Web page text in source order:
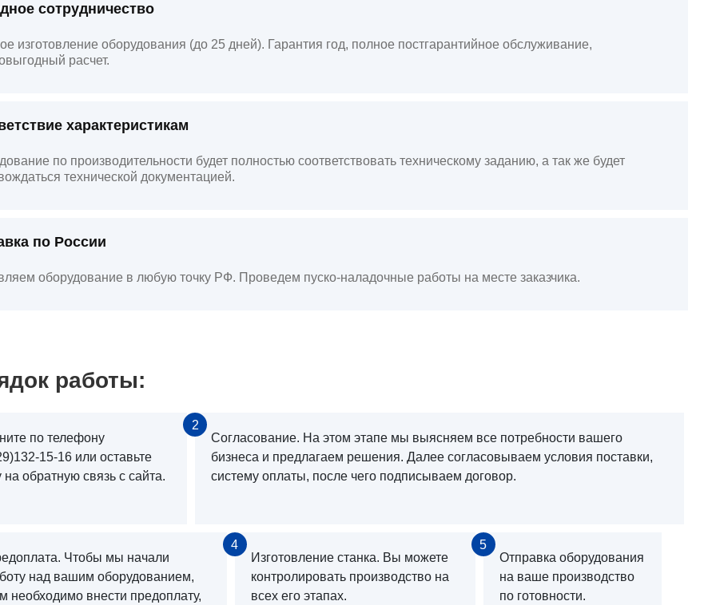
сотрудничество
изготовление оборудования (до 25 дней). Гарантия год, полное постгарантийное обслуживание,
расчет.
характеристикам
по производительности будет полностью соответствовать техническому заданию, а так же будет
технической документацией.
по России
оборудование в любую точку РФ. Проведем пуско-наладочные работы на месте заказчика.
работы:
по телефону
15-16 или оставьте
на обратную связь с сайта.
2
Согласование. На этом этапе мы выясняем все потребности вашего
бизнеса и предлагаем решения. Далее согласовываем условия поставки,
систему оплаты, после чего подписываем договор.
Чтобы мы начали
над вашим оборудованием,
необходимо внести предоплату,
4
Изготовление станка. Вы можете
контролировать производство на
всех его этапах.
5
Отправка оборудования
на ваше производство
по готовности.